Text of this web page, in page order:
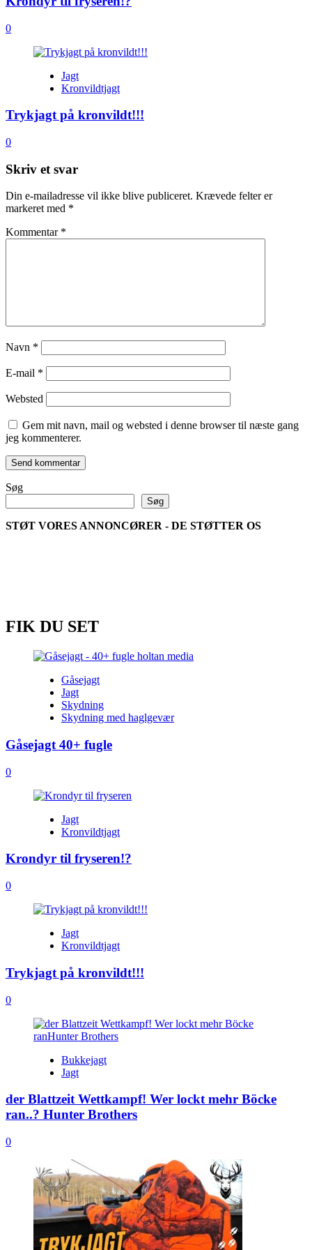
0
Jagt
Kronvildtjagt
Trykjagt på kronvildt!!!
0
Skriv et svar
Din e-mailadresse vil ikke blive publiceret. Krævede felter er
markeret med *
Kommentar *
Navn *
E-mail *
Websted
Gem mit navn, mail og websted i denne browser til næste gang
jeg kommenterer.
Søg
Søg
STØT VORES ANNONCØRER - DE STØTTER OS
FIK DU SET
Gåsejagt
Jagt
Skydning
Skydning med haglgevær
Gåsejagt 40+ fugle
0
Jagt
Kronvildtjagt
Krondyr til fryseren!?
0
Jagt
Kronvildtjagt
Trykjagt på kronvildt!!!
0
Bukkejagt
Jagt
der Blattzeit Wettkampf! Wer lockt mehr Böcke
ran..? Hunter Brothers
0